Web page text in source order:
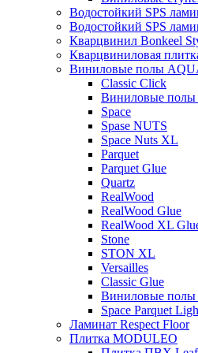
Водостойкий SPS
Водостойкий SPS
Кварцвинил Bonkeel
Кварцвиниловая
Виниловые полы
Classic Click
Виниловые
Space
Spase NUTS
Space Nuts XL
Parquet
Parquet Glue
Quartz
RealWood
RealWood Glue
RealWood XL
Stone
STON XL
Versailles
Classic Glue
Виниловые
Space Parquet
Ламинат Respect Floor
Плитка MODULEO